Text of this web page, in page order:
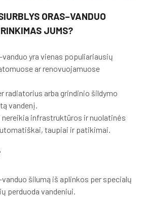
ORAS–VANDUO
JUMS?
yra vienas populiariausių
ar renovuojamuose
radiatorius arba grindinio šildymo
vandenį.
nereikia infrastruktūros ir nuolatinės
taupiai ir patikimai.
šilumą iš aplinkos per specialų
perduoda vandeniui.